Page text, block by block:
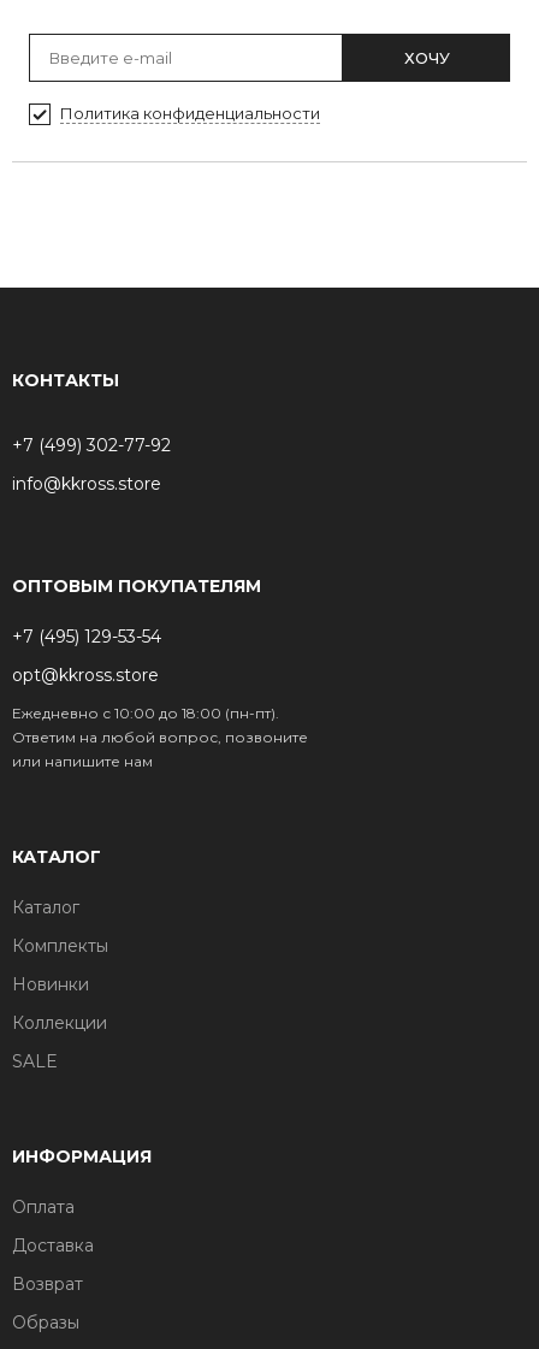
ХОЧУ
Политика конфиденциальности
КОНТАКТЫ
+7 (499) 302-77-92
info@kkross.store
ОПТОВЫМ ПОКУПАТЕЛЯМ
+7 (495) 129-53-54
opt@kkross.store
Ежедневно с 10:00 до 18:00 (пн-пт).
Ответим на любой вопрос, позвоните
или напишите нам
КАТАЛОГ
Каталог
Комплекты
Новинки
Коллекции
SALE
ИНФОРМАЦИЯ
Оплата
Доставка
Возврат
Образы